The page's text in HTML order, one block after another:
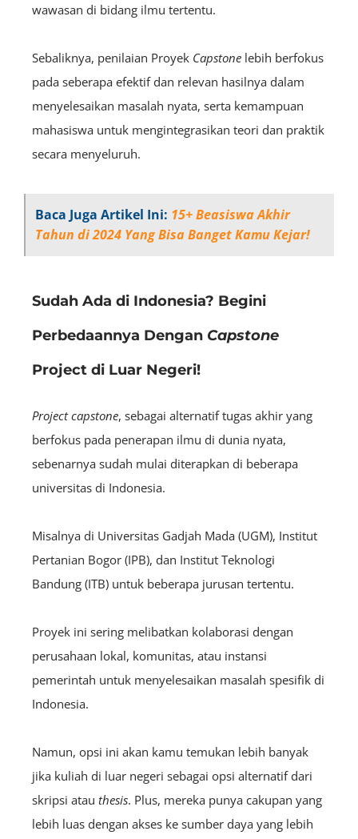
wawasan di bidang ilmu tertentu.
Sebaliknya, penilaian Proyek Capstone lebih berfokus
pada seberapa efektif dan relevan hasilnya dalam
menyelesaikan masalah nyata, serta kemampuan
mahasiswa untuk mengintegrasikan teori dan praktik
secara menyeluruh.
Baca Juga Artikel Ini: 15+ Beasiswa Akhir
Tahun di 2024 Yang Bisa Banget Kamu Kejar!
Sudah Ada di Indonesia? Begini
Perbedaannya Dengan Capstone
Project di Luar Negeri!
Project capstone, sebagai alternatif tugas akhir yang
berfokus pada penerapan ilmu di dunia nyata,
sebenarnya sudah mulai diterapkan di beberapa
universitas di Indonesia.
Misalnya di Universitas Gadjah Mada (UGM), Institut
Pertanian Bogor (IPB), dan Institut Teknologi
Bandung (ITB) untuk beberapa jurusan tertentu.
Proyek ini sering melibatkan kolaborasi dengan
perusahaan lokal, komunitas, atau instansi
pemerintah untuk menyelesaikan masalah spesifik di
Indonesia.
Namun, opsi ini akan kamu temukan lebih banyak
jika kuliah di luar negeri sebagai opsi alternatif dari
skripsi atau thesis. Plus, mereka punya cakupan yang
lebih luas dengan akses ke sumber daya yang lebih